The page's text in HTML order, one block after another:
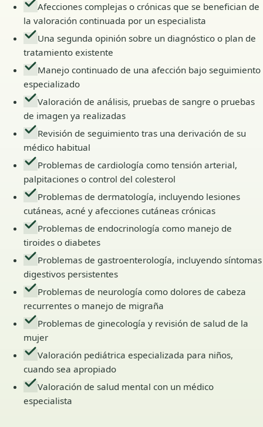
Afecciones complejas o crónicas que se benefician de
la valoración continuada por un especialista
Una segunda opinión sobre un diagnóstico o plan de
tratamiento existente
Manejo continuado de una afección bajo seguimiento
especializado
Valoración de análisis, pruebas de sangre o pruebas
de imagen ya realizadas
Revisión de seguimiento tras una derivación de su
médico habitual
Problemas de cardiología como tensión arterial,
palpitaciones o control del colesterol
Problemas de dermatología, incluyendo lesiones
cutáneas, acné y afecciones cutáneas crónicas
Problemas de endocrinología como manejo de
tiroides o diabetes
Problemas de gastroenterología, incluyendo síntomas
digestivos persistentes
Problemas de neurología como dolores de cabeza
recurrentes o manejo de migraña
Problemas de ginecología y revisión de salud de la
mujer
Valoración pediátrica especializada para niños,
cuando sea apropiado
Valoración de salud mental con un médico
especialista